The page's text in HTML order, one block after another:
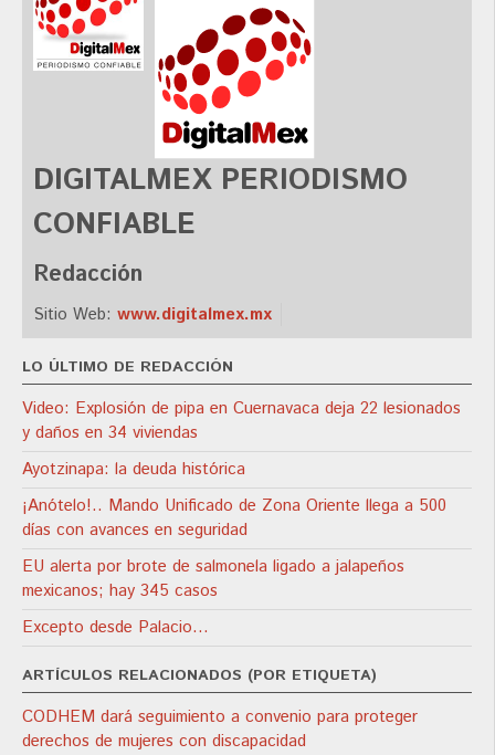
DIGITALMEX PERIODISMO
CONFIABLE
Redacción
Sitio Web: www.digitalmex.mx
LO ÚLTIMO DE REDACCIÓN
Video: Explosión de pipa en Cuernavaca deja 22 lesionados
y daños en 34 viviendas
Ayotzinapa: la deuda histórica
¡Anótelo!.. Mando Unificado de Zona Oriente llega a 500
días con avances en seguridad
EU alerta por brote de salmonela ligado a jalapeños
mexicanos; hay 345 casos
Excepto desde Palacio…
ARTÍCULOS RELACIONADOS (POR ETIQUETA)
CODHEM dará seguimiento a convenio para proteger
derechos de mujeres con discapacidad